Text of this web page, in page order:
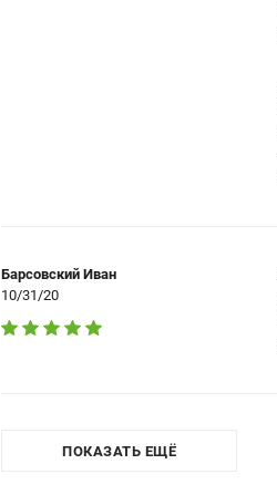
Барсовский Иван
10/31/20
ПОКАЗАТЬ ЕЩЁ